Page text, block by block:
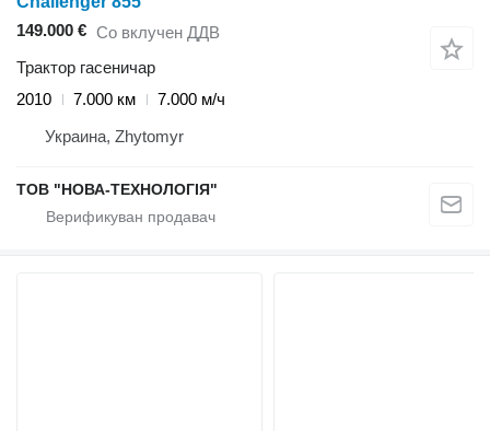
149.000 € Со вклучен ДДВ
Трактор гасеничар
2010
7.000 км
7.000 м/ч
Украина, Zhytomyr
ТОВ "НОВА-ТЕХНОЛОГІЯ"